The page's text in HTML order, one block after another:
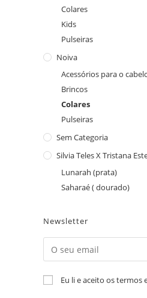
Colares
Kids
Pulseiras
Noiva
Acessórios para o
Brincos
Colares
Pulseiras
Sem Categoria
Silvia Teles X Tristana
Lunarah (prata)
Saharaé ( dourado)
Newsletter
Eu li e aceito os termos